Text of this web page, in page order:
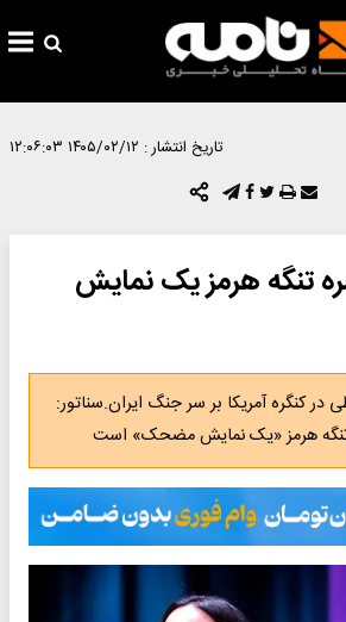
تاریخ انتشار : ۱۴۰۵/۰۲/۱۲ ۱۲:۰۶:۰۳
تنگه هرمز یک نمایش
در کنگره آمریکا بر سر جنگ ایران.سناتور:
هرمز «یک نمایش مضحک» است